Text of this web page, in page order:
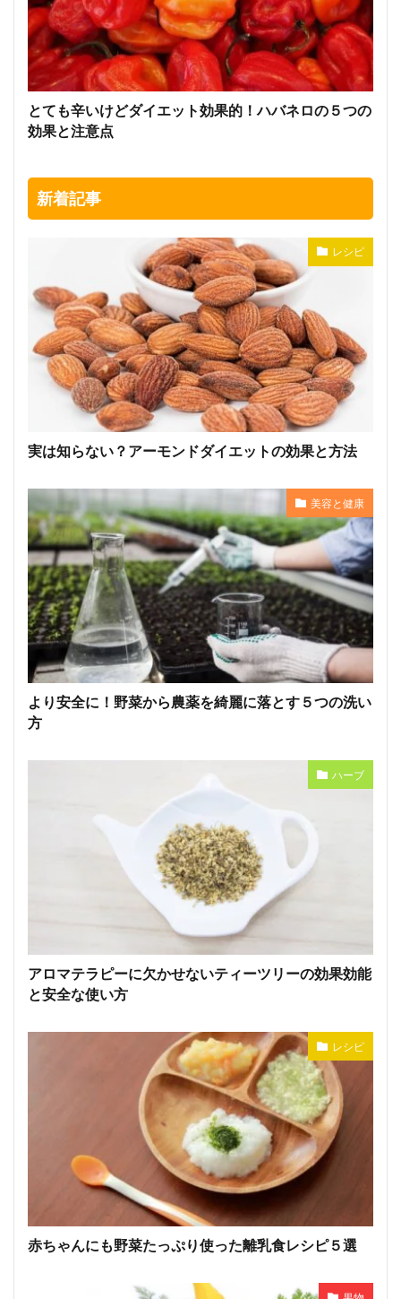
とても辛いけどダイエット効果的！ハバネロの５つの
効果と注意点
新着記事
レシピ
実は知らない？アーモンドダイエットの効果と方法
美容と健康
より安全に！野菜から農薬を綺麗に落とす５つの洗い
方
ハーブ
アロマテラピーに欠かせないティーツリーの効果効能
と安全な使い方
レシピ
赤ちゃんにも野菜たっぷり使った離乳食レシピ５選